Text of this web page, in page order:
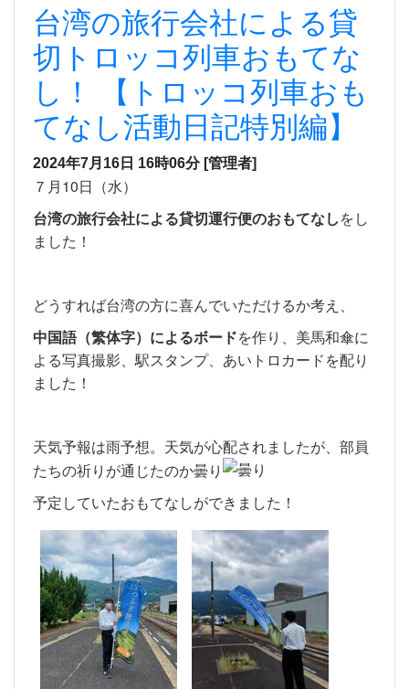
台湾の旅行会社による貸
切トロッコ列車おもてな
し！ 【トロッコ列車おも
てなし活動日記特別編】
2024年7月16日 16時06分 [管理者]
７月10日（水）
台湾の旅行会社による貸切運行便のおもてなしをし
ました！
どうすれば台湾の方に喜んでいただけるか考え、
中国語（繁体字）によるボードを作り、美馬和傘に
よる写真撮影、駅スタンプ、あいトロカードを配り
ました！
天気予報は雨予想。天気が心配されましたが、部員
たちの祈りが通じたのか曇り
予定していたおもてなしができました！